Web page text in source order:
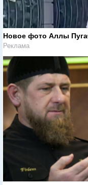
Новое фото Аллы
Реклама